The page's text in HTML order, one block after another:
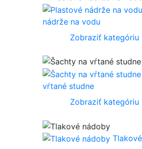
nádrže na vodu
Zobraziť kategóriu
vŕtané studne
Zobraziť kategóriu